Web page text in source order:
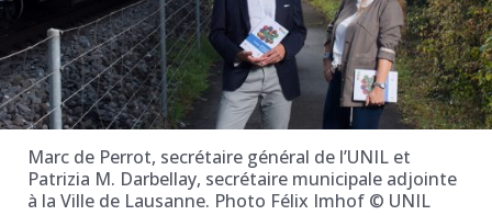
Marc de Perrot, secrétaire général de l’UNIL et
Patrizia M. Darbellay, secrétaire municipale adjointe
à la Ville de Lausanne. Photo Félix Imhof © UNIL